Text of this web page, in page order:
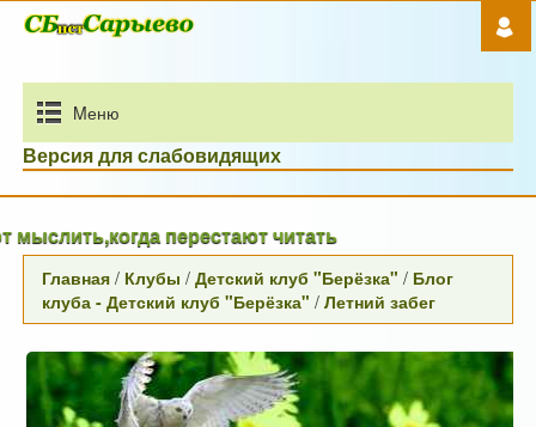
Mеню
Версия для слабовидящих
перестают читать
Главная / Клубы /Детский клуб "Берёзка" / Блог
клуба - Детский клуб "Берёзка" /Летний забег